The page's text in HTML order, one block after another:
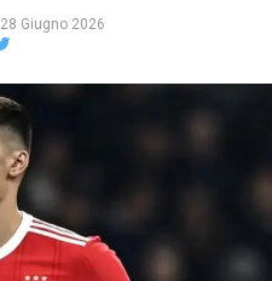
28 Giugno 2026